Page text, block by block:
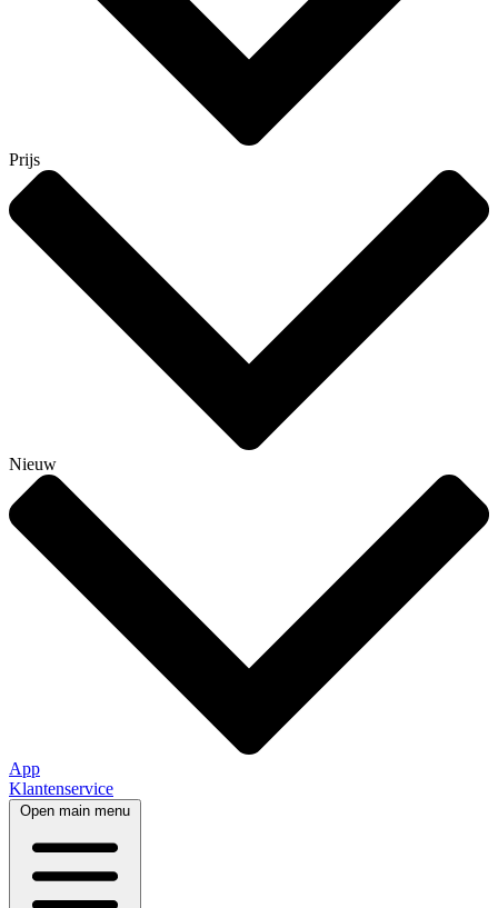
Prijs
Nieuw
App
Klantenservice
Open main menu